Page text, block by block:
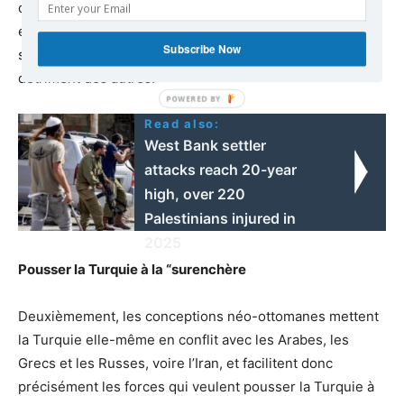
qui a souligné en son temps qu’il ne peut y avoir de paix
et de stabilité internationales sans une certaine forme de
solidarité, avec les excédents constants des uns au
détriment des autres.
Read also:
West Bank settler
attacks reach 20-year
high, over 220
Palestinians injured in
Pousser la Turquie à la “surenchère
Deuxièmement, les conceptions néo-ottomanes mettent
la Turquie elle-même en conflit avec les Arabes, les
Grecs et les Russes, voire l’Iran, et facilitent donc
précisément les forces qui veulent pousser la Turquie à
Subscribe Now